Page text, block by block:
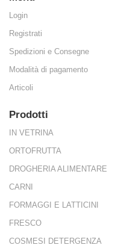
Login
Registrati
Spedizioni e Consegne
Modalità di pagamento
Articoli
Prodotti
IN VETRINA
ORTOFRUTTA
DROGHERIA ALIMENTARE
CARNI
FORMAGGI E LATTICINI
FRESCO
COSMESI DETERGENZA